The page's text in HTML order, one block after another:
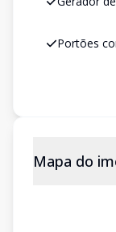
Portões
Mapa do